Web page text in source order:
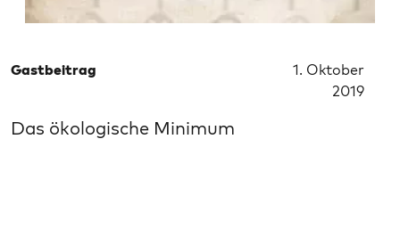
Gastbeitrag
1. Oktober
2019
Das ökologische Minimum